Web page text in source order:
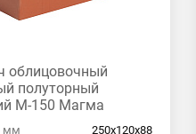
облицовочный
полуторный
М-150 Магма
мм
250х120х88